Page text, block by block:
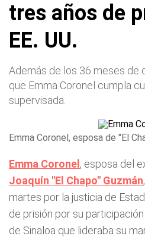
tres años de
EE. UU.
Además de los 36 meses de
que Emma Coronel cumpla
supervisada.
Emma Coronel, esposa de "El
Emma Coronel , esposa del
Joaquín "El Chapo" Guzmán
martes por la justicia de
de prisión por su
de Sinaloa que lideraba su